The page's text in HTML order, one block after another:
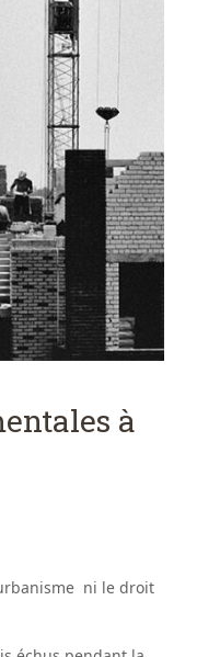
à
ni le droit